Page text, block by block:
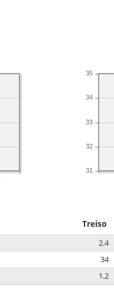
31
32
33
34
35
Treiso
2.4
34
1.2